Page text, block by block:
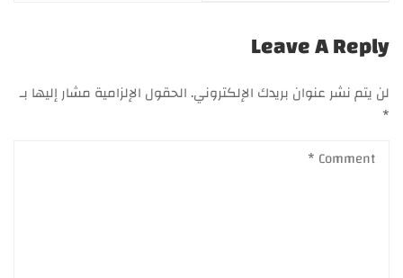
Leave A Reply
لن يتم نشر عنوان بريدك الإلكتروني.الحقول الإلزامية مشار إليها بـ
*